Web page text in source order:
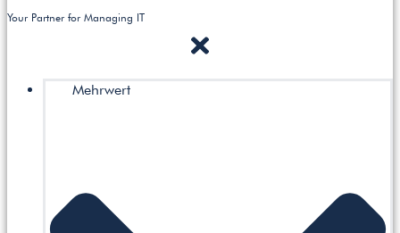
Your Partner for Managing IT
Mehrwert